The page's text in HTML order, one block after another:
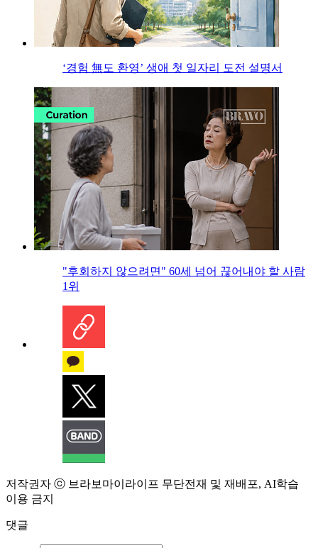
‘경험 無도 환영’ 생애 첫 일자리 도전 설명서
"후회하지 않으려면" 60세 넘어 끊어내야 할 사람
1위
저작권자 ⓒ 브라보마이라이프 무단전재 및 재배포, AI학습
이용 금지
댓글